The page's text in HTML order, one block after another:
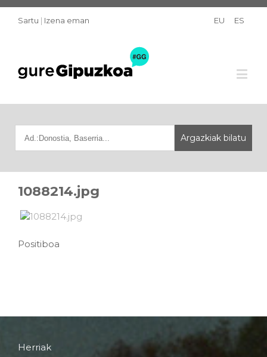
Sartu | Izena eman EU ES
1088214.jpg
Positiboa
Herriak